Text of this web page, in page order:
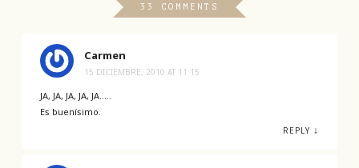
33 COMMENTS
Carmen
15 DICIEMBRE, 2010 AT 11:15
JA, JA, JA, JA, JA…..
Es buenísimo.
REPLY ↓